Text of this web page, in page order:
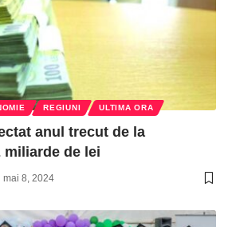
REGIUNI ULTIMA ORA
anul trecut de la
de lei
mai 8, 2024